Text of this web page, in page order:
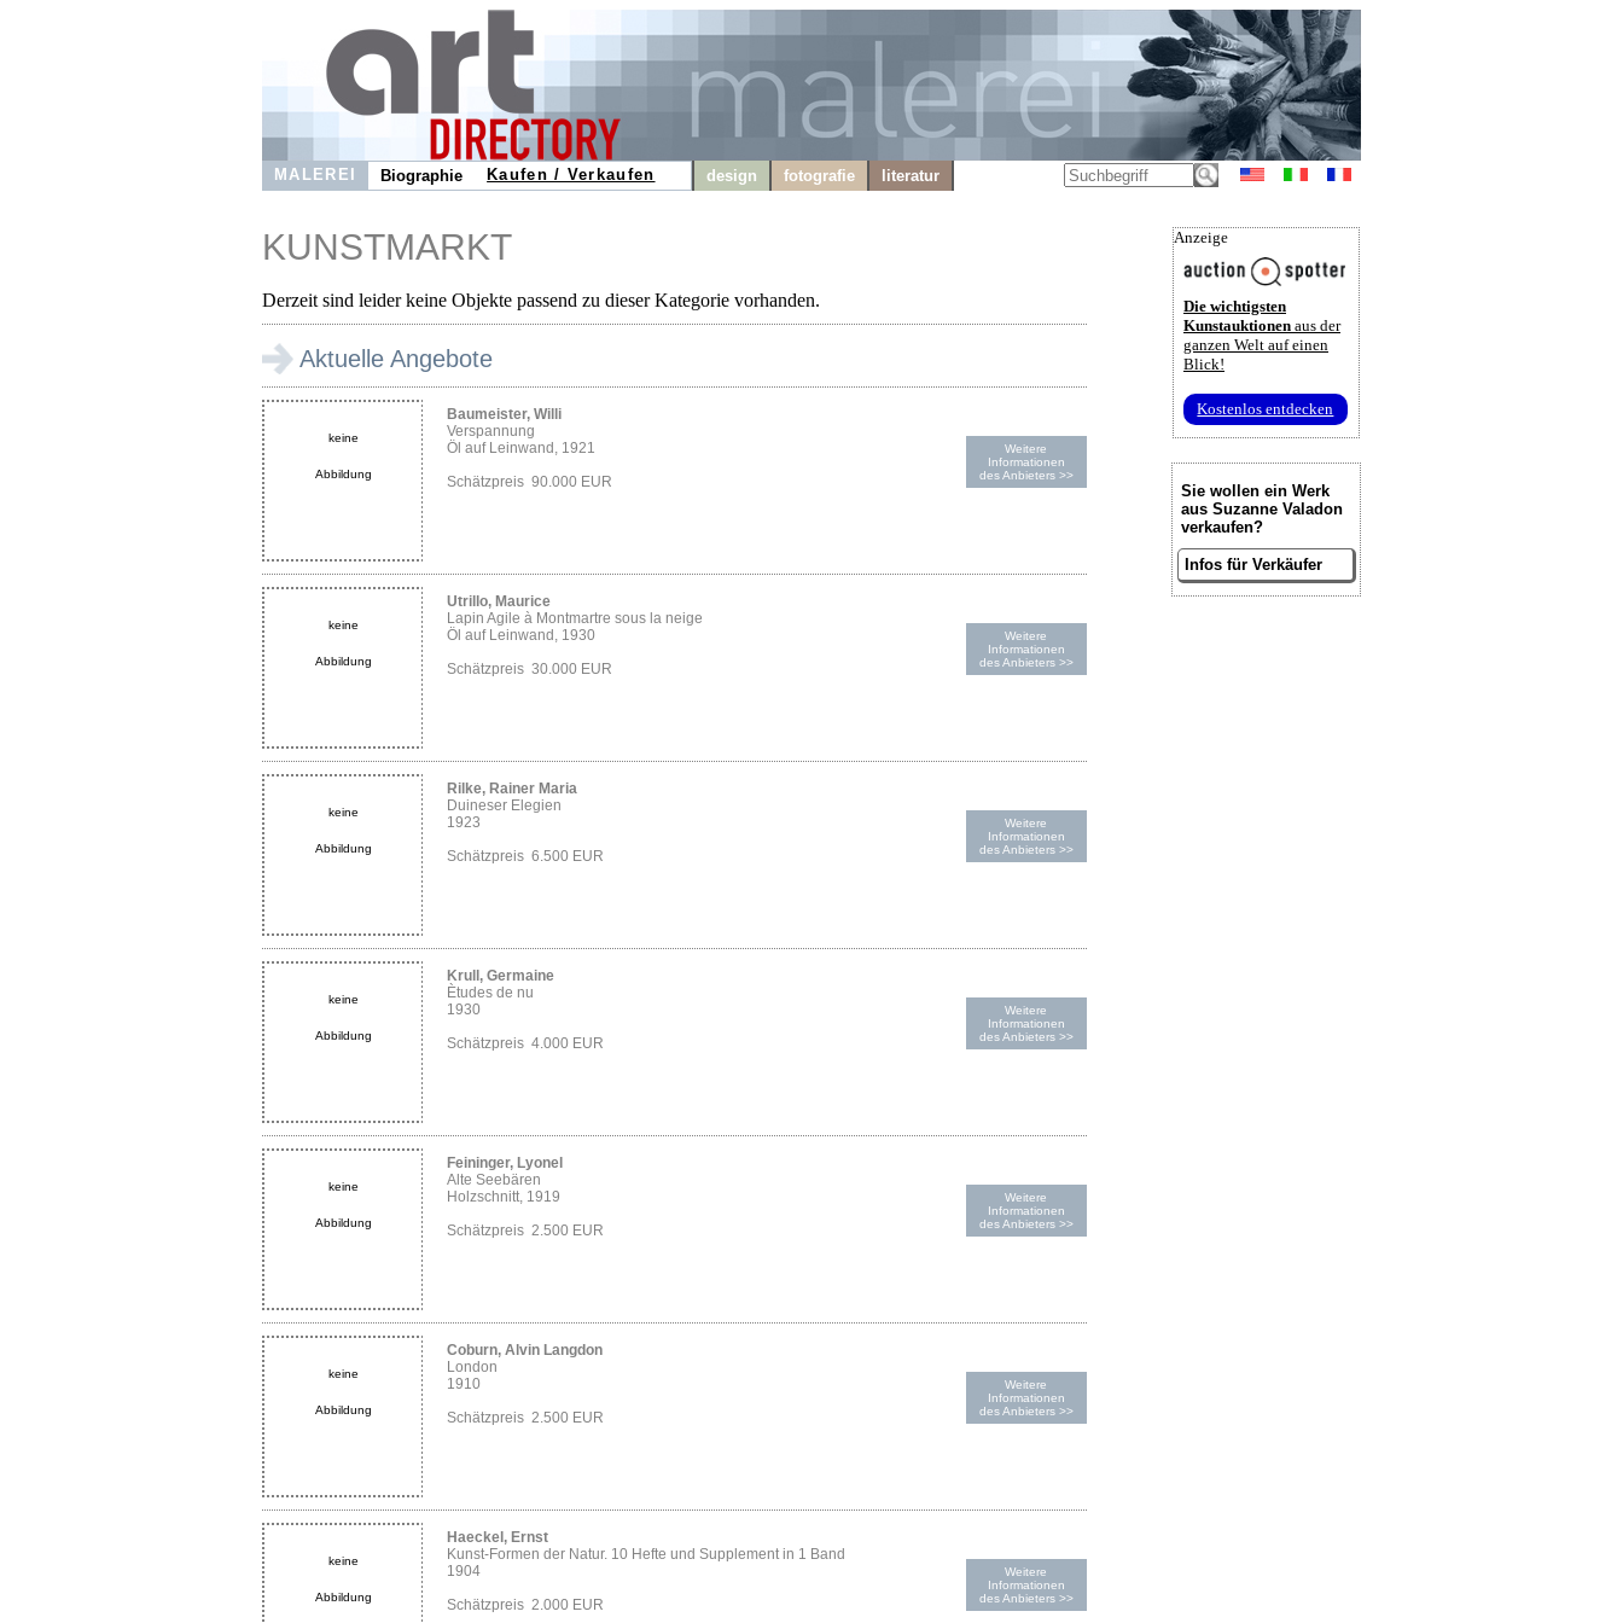
MALEREI Biographie Kaufen / Verkaufen design fotografie literatur
KUNSTMARKT
Derzeit sind leider keine Objekte passend zu dieser Kategorie vorhanden.
Aktuelle Angebote
keine
Abbildung
Baumeister, Willi
Verspannung
Öl auf Leinwand, 1921
Schätzpreis 90.000 EUR
Weitere
Informationen
des Anbieters >>
keine
Abbildung
Utrillo, Maurice
Lapin Agile à Montmartre sous la neige
Öl auf Leinwand, 1930
Schätzpreis 30.000 EUR
Weitere
Informationen
des Anbieters >>
keine
Abbildung
Rilke, Rainer Maria
Duineser Elegien
1923
Schätzpreis 6.500 EUR
Weitere
Informationen
des Anbieters >>
keine
Abbildung
Krull, Germaine
Ètudes de nu
1930
Schätzpreis 4.000 EUR
Weitere
Informationen
des Anbieters >>
keine
Abbildung
Feininger, Lyonel
Alte Seebären
Holzschnitt, 1919
Schätzpreis 2.500 EUR
Weitere
Informationen
des Anbieters >>
keine
Abbildung
Coburn, Alvin Langdon
London
1910
Schätzpreis 2.500 EUR
Weitere
Informationen
des Anbieters >>
keine
Abbildung
Haeckel, Ernst
Kunst-Formen der Natur. 10 Hefte und Supplement in 1 Band
1904
Schätzpreis 2.000 EUR
Weitere
Informationen
des Anbieters >>
Anzeige
Die wichtigsten
Kunstauktionen aus der
ganzen Welt auf einen
Blick!
Kostenlos entdecken
Sie wollen ein Werk
aus Suzanne Valadon
verkaufen?
Infos für Verkäufer